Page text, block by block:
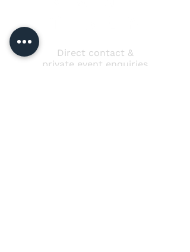
Direct contact &
private event enquiries